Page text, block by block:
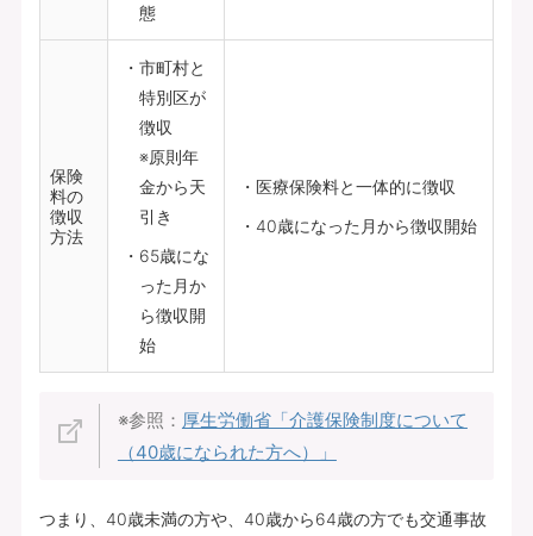
態
保険
料の
徴収
方法
市町村と
特別区が
徴収
※原則年
金から天
引き
65歳にな
った月か
ら徴収開
始
医療保険料と一体的に徴収
40歳になった月から徴収開始
※参照： 厚生労働省「介護保険制度について
（40歳になられた方へ）」
つまり、40歳未満の方や、40歳から64歳の方でも交通事故